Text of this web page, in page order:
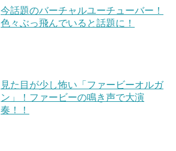
今話題のバーチャルユーチューバー！
色々ぶっ飛んでいると話題に！
見た目が少し怖い「ファービーオルガ
ン」！ファービーの鳴き声で大演
奏！！